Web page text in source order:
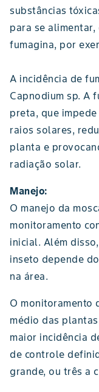
substâncias
para se alimentar,
fumagina, por
A incidência de
Capnodium sp. A
preta, que
raios solares,
planta e
radiação solar.
Manejo:
O manejo da
monitoramento
inicial. Além
inseto depende do
na área.
O monitoramento
médio das
maior incidência
de controle
grande, ou três a